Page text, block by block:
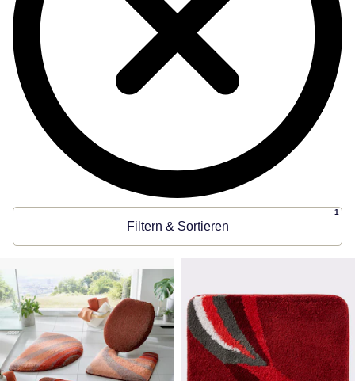
Filtern & Sortieren
1